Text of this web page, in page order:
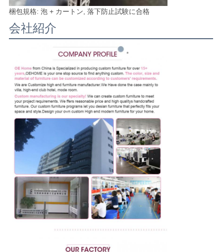
梱包規格: 泡 + カートン, 落下防止試験に合格
会社紹介